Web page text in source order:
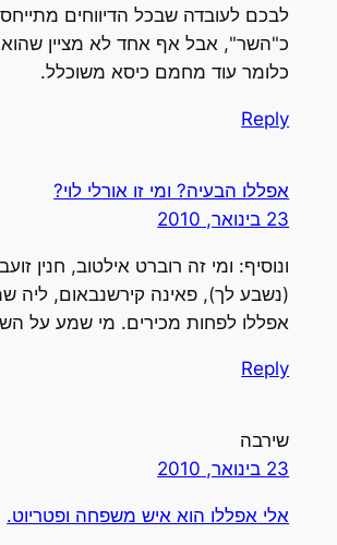
לבכם לעובדה שבכל הדיווחים
כ"השר", אבל אף אחד לא מציין
כלומר עוד מחמם כיסא משוכלל.
Reply
אפללו הבעיה? ומי זו אורלי לוי?
23 בינואר, 2010
ונוסיף: ומי זה רוברט אילטוב, חנין
(נשבע לך), פאינה קירשנבאום, ליה
אפללו לפחות מכירים. מי שמע על
Reply
שירבה
23 בינואר, 2010
אלי אפללו הוא איש משפחה ופטריוט.